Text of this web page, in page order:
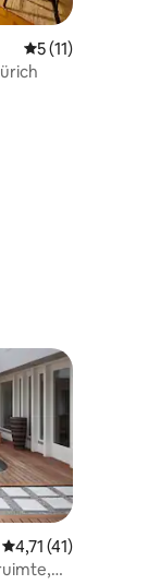
Gemiddelde
5 (11)
Gemiddelde
4,71 (41)